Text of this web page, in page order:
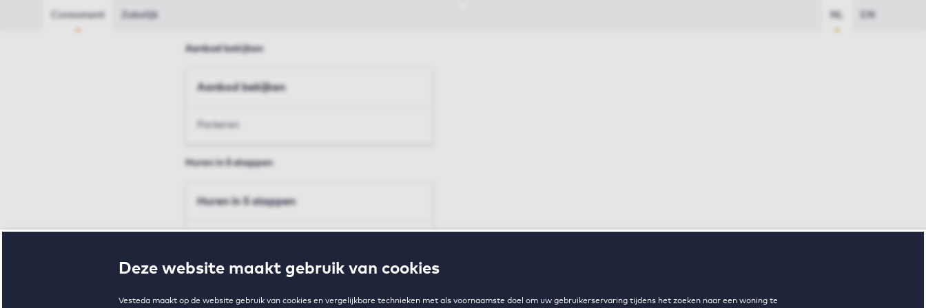
Deze website maakt gebruik van cookies
Vesteda maakt op de website gebruik van cookies en vergelijkbare technieken met als voornaamste doel om uw gebruikerservaring tijdens het zoeken naar een woning te
Consument Zakelijk NL EN
Aanbod bekijken
Aanbod bekijken
Parkeren
Huren in 5 stappen
Huren in 5 stappen
Voorwaarden en toewijzing